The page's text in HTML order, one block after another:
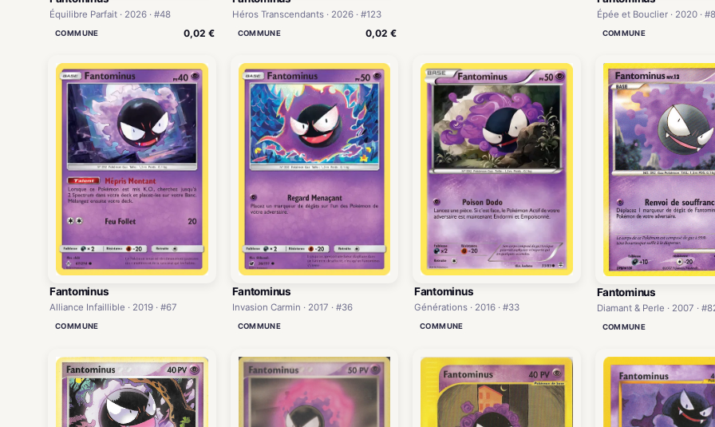
Équilibre Parfait · 2026 · #48
COMMUNE 0,02 €
Héros Transcendants · 2026 · #123
COMMUNE 0,02 €
Épée et Bouclier · 2020 ·
COMMUNE
Fantominus
Alliance Infaillible · 2019 · #67
COMMUNE
Fantominus
Invasion Carmin · 2017 · #36
COMMUNE
Fantominus
Générations · 2016 · #33
COMMUNE
Fantominus
Diamant & Perle · 2007 ·
COMMUNE